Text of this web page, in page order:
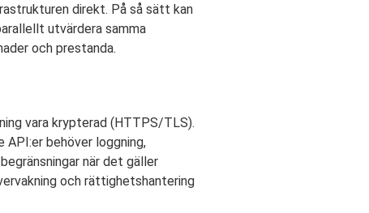
direkt. På så sätt kan
utvärdera samma
och prestanda.
vara krypterad (HTTPS/TLS).
behöver loggning,
när det gäller
och rättighetshantering